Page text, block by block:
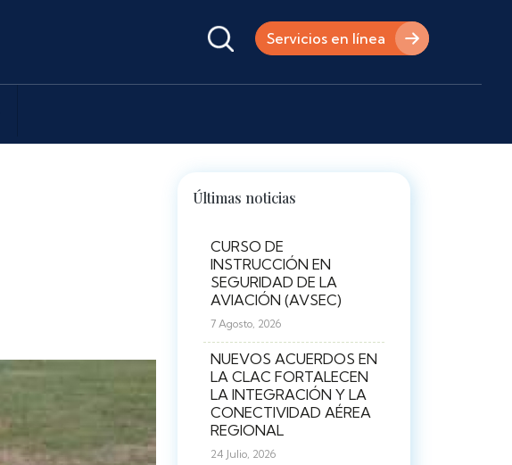
Servicios en línea
Últimas noticias
CURSO DE
INSTRUCCIÓN EN
SEGURIDAD DE LA
AVIACIÓN (AVSEC)
7 Agosto, 2026
NUEVOS ACUERDOS EN
LA CLAC FORTALECEN
LA INTEGRACIÓN Y LA
CONECTIVIDAD AÉREA
REGIONAL
24 Julio, 2026